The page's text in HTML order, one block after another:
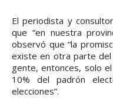
El periodista y
que “en nuestra
observó que “la
existe en otra parte
gente, entonces, solo
10% del padrón
elecciones”.